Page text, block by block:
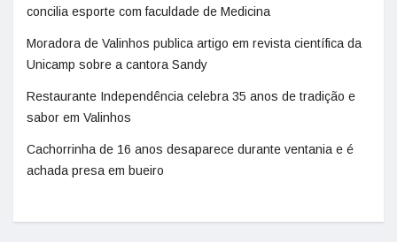
concilia esporte com faculdade de Medicina
Moradora de Valinhos publica artigo em revista científica da
Unicamp sobre a cantora Sandy
Restaurante Independência celebra 35 anos de tradição e
sabor em Valinhos
Cachorrinha de 16 anos desaparece durante ventania e é
achada presa em bueiro